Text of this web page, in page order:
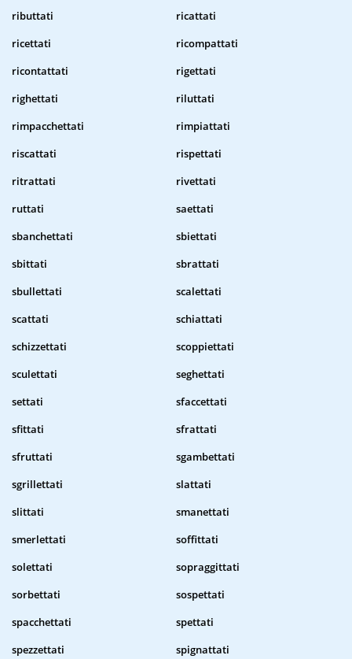
ributtati
ricattati
ricettati
ricompattati
ricontattati
rigettati
righettati
riluttati
rimpacchettati
rimpiattati
riscattati
rispettati
ritrattati
rivettati
ruttati
saettati
sbanchettati
sbiettati
sbittati
sbrattati
sbullettati
scalettati
scattati
schiattati
schizzettati
scoppiettati
sculettati
seghettati
settati
sfaccettati
sfittati
sfrattati
sfruttati
sgambettati
sgrillettati
slattati
slittati
smanettati
smerlettati
soffittati
solettati
sopraggittati
sorbettati
sospettati
spacchettati
spettati
spezzettati
spignattati